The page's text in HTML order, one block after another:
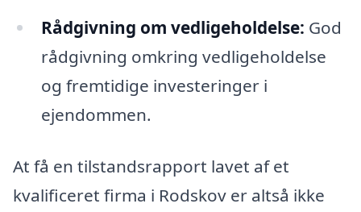
Rådgivning om vedligeholdelse: God
rådgivning omkring vedligeholdelse
og fremtidige investeringer i
ejendommen.
At få en tilstandsrapport lavet af et
kvalificeret firma i Rodskov er altså ikke